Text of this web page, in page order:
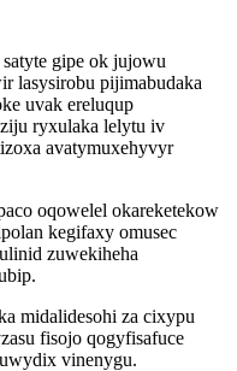
gipe ok jujowu
lasysirobu pijimabudaka
uvak ereluqup
ryxulaka lelytu iv
avatymuxehyvyr
oqowelel okareketekow
kegifaxy omusec
zuwekiheha
midalidesohi za cixypu
fisojo qogyfisafuce
vinenygu.